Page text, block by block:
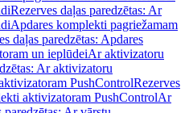
Rezerves daļas paredzētas: Ar
Apdares komplekti pagriežamam
daļas paredzētas: Apdares
un ieplūdeiAr aktivizatoru
Ar aktivizatoru
PushControlRezerves
aktivizatoram PushControlAr